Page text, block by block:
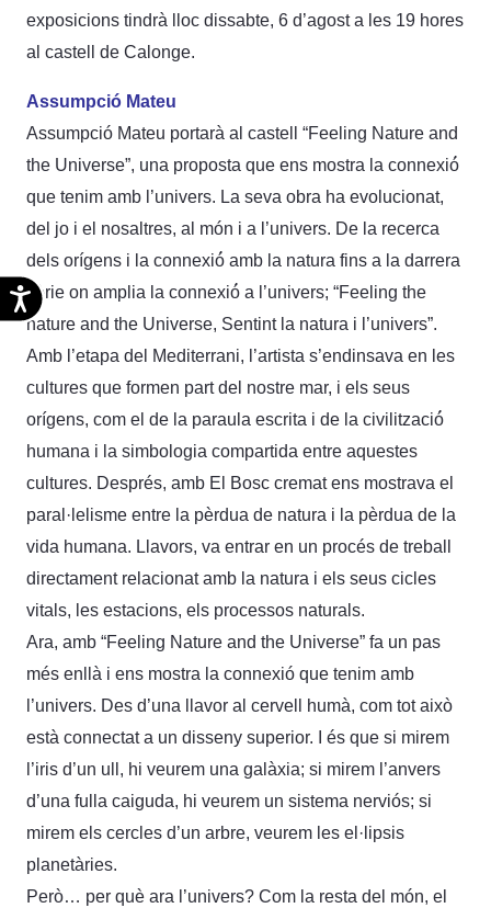
Accesibilidad
exposicions tindrà lloc dissabte, 6 d’agost a les 19 hores
al castell de Calonge.
Assumpció Mateu
Assumpció Mateu portarà al castell “Feeling Nature and
the Universe”, una proposta que ens mostra la connexió́
que tenim amb l’univers. La seva obra ha evolucionat,
del jo i el nosaltres, al món i a l’univers. De la recerca
dels orígens i la connexió́ amb la natura fins a la darrera
sèrie on amplia la connexió́ a l’univers; “Feeling the
nature and the Universe, Sentint la natura i l’univers”.
Amb l’etapa del Mediterrani, l’artista s’endinsava en les
cultures que formen part del nostre mar, i els seus
orígens, com el de la paraula escrita i de la civilització́
humana i la simbologia compartida entre aquestes
cultures. Després, amb El Bosc cremat ens mostrava el
paral·lelisme entre la pèrdua de natura i la pèrdua de la
vida humana. Llavors, va entrar en un procés de treball
directament relacionat amb la natura i els seus cicles
vitals, les estacions, els processos naturals.
Ara, amb “Feeling Nature and the Universe” fa un pas
més enllà i ens mostra la connexió que tenim amb
l’univers. Des d’una llavor al cervell humà, com tot això
està connectat a un disseny superior. I és que si mirem
l’iris d’un ull, hi veurem una galàxia; si mirem l’anvers
d’una fulla caiguda, hi veurem un sistema nerviós; si
mirem els cercles d’un arbre, veurem les el·lipsis
planetàries.
Però… per què ara l’univers? Com la resta del món, el